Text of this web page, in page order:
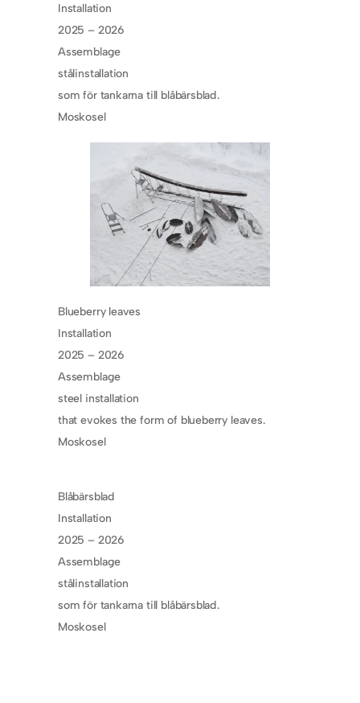
Installation
2025 – 2026
Assemblage
stålinstallation
som för tankarna till blåbärsblad.
Moskosel
Blueberry leaves
Installation
2025 – 2026
Assemblage
steel installation
that evokes the form of blueberry leaves.
Moskosel
Blåbärsblad
Installation
2025 – 2026
Assemblage
stålinstallation
som för tankarna till blåbärsblad.
Moskosel